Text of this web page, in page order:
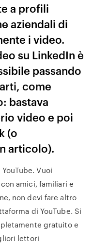
a profili
aziendali di
i video.
su LinkedIn è
passando
come
bastava
video e poi
(o
articolo).
Vuoi
amici, familiari e
non devi fare altro
di YouTube. Si
gratuito e
lettori